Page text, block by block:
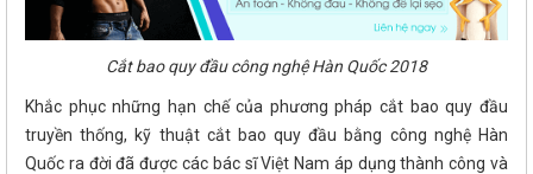
Cắt bao quy đầu công nghệ Hàn Quốc 2018
Khắc phục những hạn chế của phương pháp cắt bao quy đầu
truyền thống, kỹ thuật cắt bao quy đầu bằng công nghệ Hàn
Quốc ra đời đã được các bác sĩ Việt Nam áp dụng thành công và